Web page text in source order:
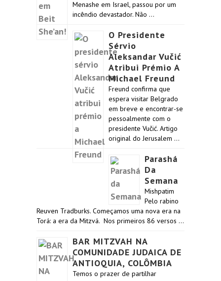
Menashe em Israel, passou por um
incêndio devastador. Não …
O Presidente
Sérvio
Aleksandar Vučić
Atribui Prémio A
Michael Freund
Freund confirma que
espera visitar Belgrado
em breve e encontrar-se
pessoalmente com o
presidente Vučić. Artigo
original do Jerusalem …
Parashá
Da
Semana
Mishpatim
Pelo rabino
Reuven Tradburks. Começamos uma nova era na
Torá: a era da Mitzvá. Nos primeiros 86 versos …
BAR MITZVAH NA
COMUNIDADE JUDAICA DE
ANTIOQUIA, COLÔMBIA
Temos o prazer de partilhar